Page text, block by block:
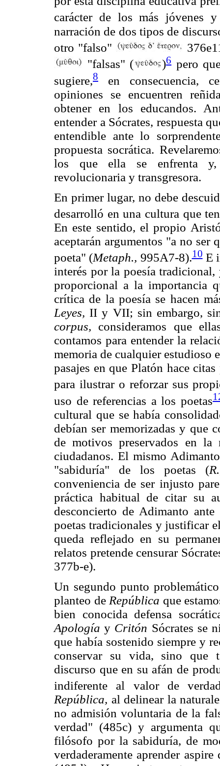
carácter de los más jóvenes
narración de dos tipos de
otro "falso"
"falsas" (
)6pero
sugiere,8
en consecuencia,
opiniones se encuentren
obtener en los educandos.
entender a Sócrates, respuesta
entendible ante lo
propuesta socrática.
los que ella se enfrenta y,
revolucionaria y transgresora.
En primer lugar, no debe
desarrolló en una cultura que
En este sentido, el propio
aceptarán argumentos "a no
poeta" (Metaph., 995A7-8).10E
interés por la poesía
proporcional a la importancia
crítica de la poesía se hacen
Leyes, II y VII; sin embargo,
corpus, consideramos que
contamos para entender la
memoria de cualquier estudioso
pasajes en que Platón hace
para ilustrar o reforzar sus
uso de referencias a los poetas
cultural que se había
debían ser memorizadas y que
de motivos preservados en
ciudadanos. El mismo
"sabiduría" de los poetas (
conveniencia de ser injusto
práctica habitual de citar su
desconcierto de Adimanto
poetas tradicionales y justificar
queda reflejado en su
relatos pretende censurar
377b-e).
Un segundo punto
planteo de República que
bien conocida defensa
Apología y Critón Sócrates se
que había sostenido siempre y
conservar su vida, sino que
discurso que en su afán de
indiferente al valor de
República, al delinear la
no admisión voluntaria de la
verdad" (485c) y argumenta
filósofo por la sabiduría, de
verdaderamente aprender